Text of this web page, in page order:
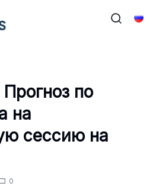
Прогноз по
на
сессию на
0